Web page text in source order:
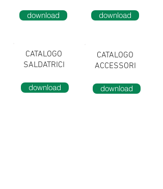
download download
CATALOGO
SALDATRICI
download
CATALOGO
ACCESSORI
download